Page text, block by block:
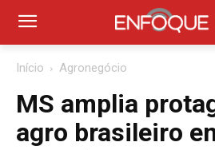
Início Agronegócio
MS amplia
agro brasileiro